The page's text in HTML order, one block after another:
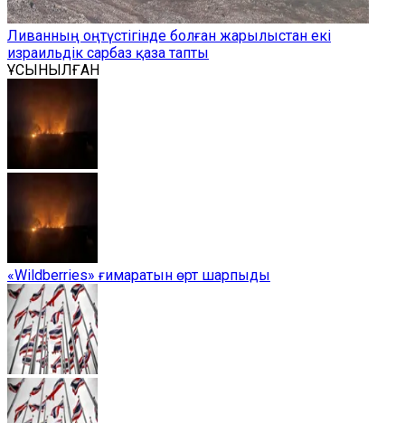
Ливанның оңтүстігінде болған жарылыстан екі
израильдік сарбаз қаза тапты
ҰСЫНЫЛҒАН
«Wildberries» ғимаратын өрт шарпыды